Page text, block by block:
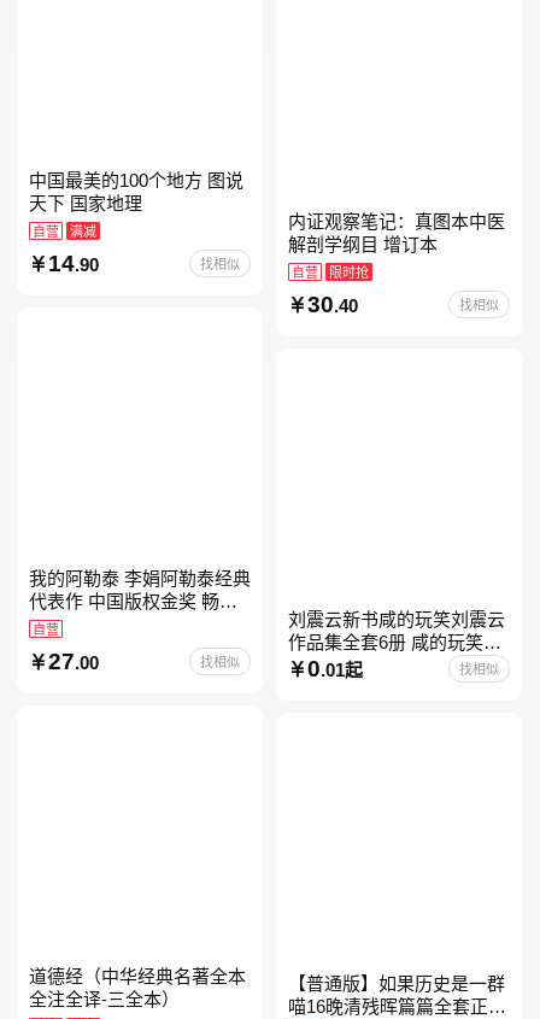
中国最美的100个地方 图说
天下 国家地理
自营 满减
14.90 找相似
内证观察笔记：真图本中医
解剖学纲目 增订本
自营 限时抢
30.40 找相似
我的阿勒泰 李娟阿勒泰经典
代表作 中国版权金奖 畅销
超200万册 同名剧8.9分爆款
北疆大地的旷野之梦 当当自
营
自营
27.00 找相似
刘震云新书咸的玩笑刘震云
作品集全套6册 咸的玩笑
+一句顶一万句+一日三秋
+我不是潘金莲+我叫刘跃进
0.01起 找相似
道德经（中华经典名著全本
全注全译-三全本）
【普通版】如果历史是一群
喵16晚清残晖篇篇全套正版